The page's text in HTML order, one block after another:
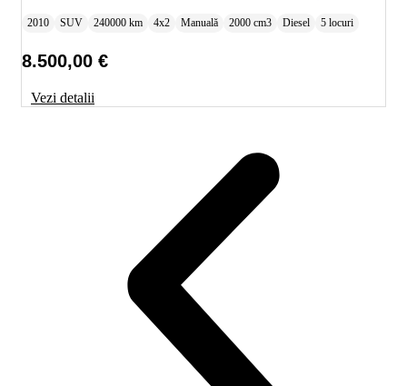
2010 SUV 240000 km 4x2 Manuală 2000 cm3 Diesel 5 locuri
8.500,00 €
Vezi detalii